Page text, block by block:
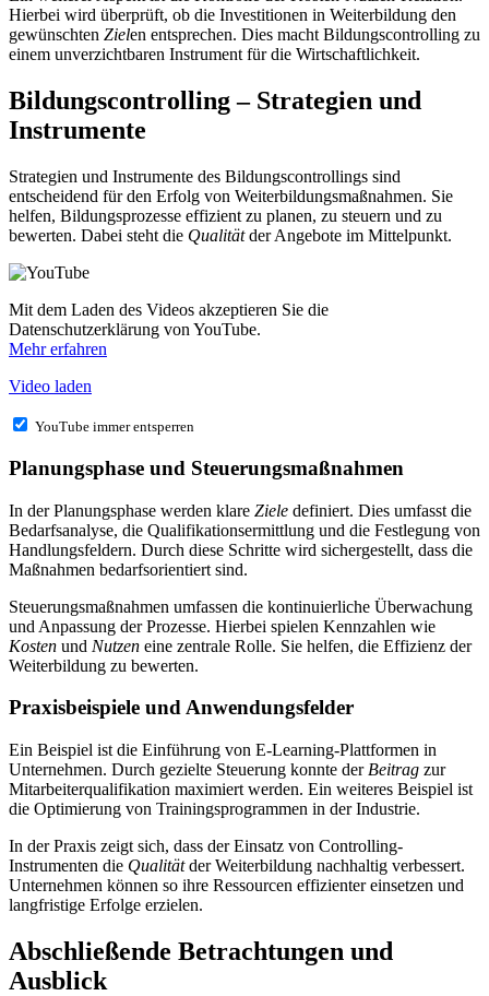
Hierbei wird überprüft, ob die Investitionen in Weiterbildung den
gewünschten Zielen entsprechen. Dies macht Bildungscontrolling zu
einem unverzichtbaren Instrument für die Wirtschaftlichkeit.
Bildungscontrolling – Strategien und
Instrumente
Strategien und Instrumente des Bildungscontrollings sind
entscheidend für den Erfolg von Weiterbildungsmaßnahmen. Sie
helfen, Bildungsprozesse effizient zu planen, zu steuern und zu
bewerten. Dabei steht die Qualitätder Angebote im Mittelpunkt.
Mit dem Laden des Videos akzeptieren Sie die
Datenschutzerklärung von YouTube.
Mehr erfahren
Video laden
YouTube immer entsperren
Planungsphase und Steuerungsmaßnahmen
In der Planungsphase werden klare Ziele definiert. Dies umfasst die
Bedarfsanalyse, die Qualifikationsermittlung und die Festlegung von
Handlungsfeldern. Durch diese Schritte wird sichergestellt, dass die
Maßnahmen bedarfsorientiert sind.
Steuerungsmaßnahmen umfassen die kontinuierliche Überwachung
und Anpassung der Prozesse. Hierbei spielen Kennzahlen wie
Kosten und Nutzen eine zentrale Rolle. Sie helfen, die Effizienz der
Weiterbildung zu bewerten.
Praxisbeispiele und Anwendungsfelder
Ein Beispiel ist die Einführung von E-Learning-Plattformen in
Unternehmen. Durch gezielte Steuerung konnte der Beitrag zur
Mitarbeiterqualifikation maximiert werden. Ein weiteres Beispiel ist
die Optimierung von Trainingsprogrammen in der Industrie.
In der Praxis zeigt sich, dass der Einsatz von Controlling-
Instrumenten die Qualitätder Weiterbildung nachhaltig verbessert.
Unternehmen können so ihre Ressourcen effizienter einsetzen und
langfristige Erfolge erzielen.
Abschließende Betrachtungen und
Ausblick